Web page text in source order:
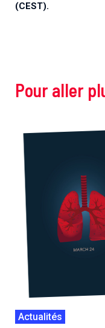
(CEST).
Pour aller
Actualités